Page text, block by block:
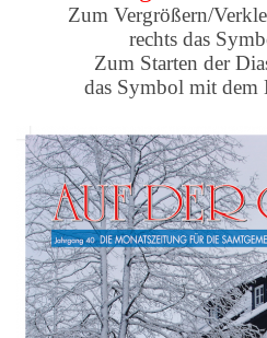
Zum Vergrößern/
rechts das
Zum Starten der
das Symbol mit dem